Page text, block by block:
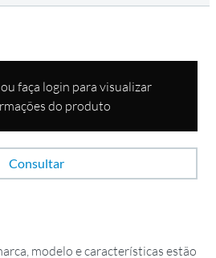
faça login para visualizar
do produto
Consultar
modelo e características estão